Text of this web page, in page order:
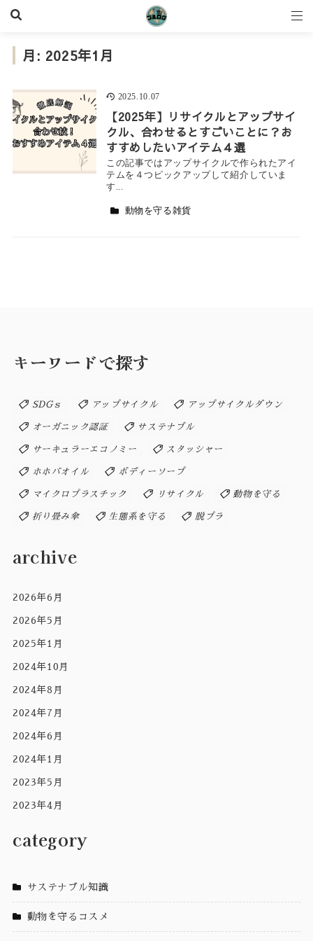
月: 2025年1月
2025.10.07
【2025年】リサイクルとアップサイ
クル、合わせるとすごいことに？お
すすめしたいアイテム４選
この記事ではアップサイクルで作られたアイ
テムを４つピックアップして紹介していま
す...
動物を守る雑貨
キーワードで探す
SDGｓ アップサイクル アップサイクルダウン
オーガニック認証 サステナブル
サーキュラーエコノミー スタッシャー
ホホバオイル ボディーソープ
マイクロプラスチック リサイクル 動物を守る
折り畳み傘 生態系を守る 脱プラ
archive
2026年6月
2026年5月
2025年1月
2024年10月
2024年8月
2024年7月
2024年6月
2024年1月
2023年5月
2023年4月
category
サステナブル知識
動物を守るコスメ